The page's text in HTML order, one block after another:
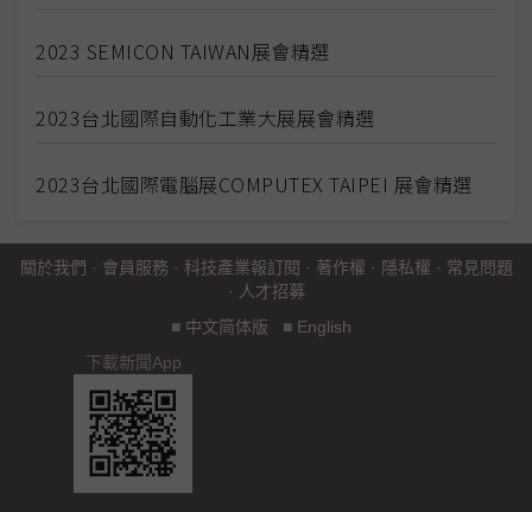
2023 SEMICON TAIWAN展會精選
2023台北國際自動化工業大展展會精選
2023台北國際電腦展COMPUTEX TAIPEI 展會精選
關於我們 · 會員服務 · 科技產業報訂閱 · 著作權 · 隱私權 · 常見問題
· 人才招募
■ 中文简体版 ■ English
下載新聞App